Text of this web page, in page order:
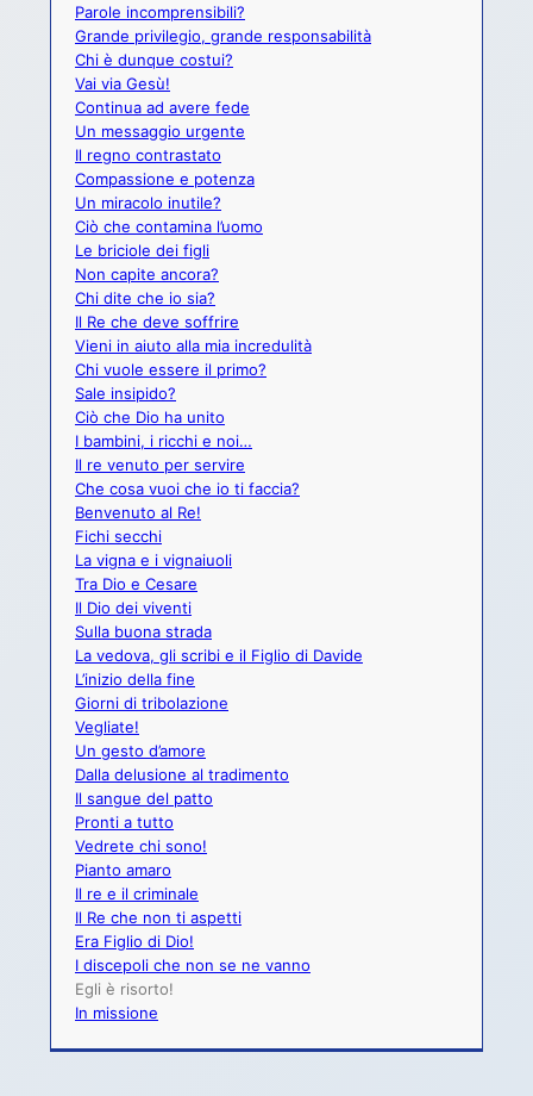
Parole incomprensibili?
Grande privilegio, grande responsabilità
Chi è dunque costui?
Vai via Gesù!
Continua ad avere fede
Un messaggio urgente
Il regno contrastato
Compassione e potenza
Un miracolo inutile?
Ciò che contamina l’uomo
Le briciole dei figli
Non capite ancora?
Chi dite che io sia?
Il Re che deve soffrire
Vieni in aiuto alla mia incredulità
Chi vuole essere il primo?
Sale insipido?
Ciò che Dio ha unito
I bambini, i ricchi e noi…
Il re venuto per servire
Che cosa vuoi che io ti faccia?
Benvenuto al Re!
Fichi secchi
La vigna e i vignaiuoli
Tra Dio e Cesare
Il Dio dei viventi
Sulla buona strada
La vedova, gli scribi e il Figlio di Davide
L’inizio della fine
Giorni di tribolazione
Vegliate!
Un gesto d’amore
Dalla delusione al tradimento
Il sangue del patto
Pronti a tutto
Vedrete chi sono!
Pianto amaro
Il re e il criminale
Il Re che non ti aspetti
Era Figlio di Dio!
I discepoli che non se ne vanno
Egli è risorto!
In missione